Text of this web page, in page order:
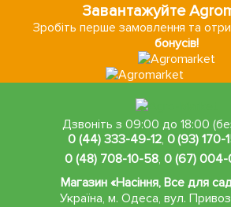
Завантажуйте
Зробіть перше замовлення та
бонусів!
Дзвоніть з 09:00 до 18:00
0 (44) 333-49-12, 0 (93) 170-
0 (48) 708-10-58, 0 (67)
Магазин «Насіння, Все для
Україна, м. Одеса,вул.